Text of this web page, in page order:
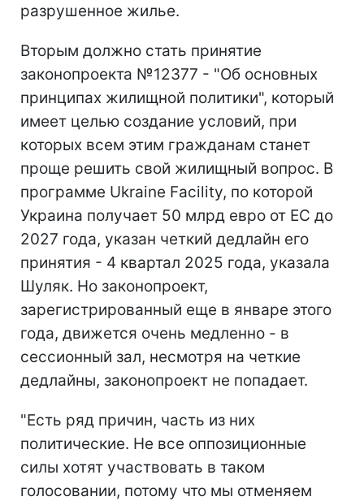
разрушенное жилье.
Вторым должно стать принятие
законопроекта №12377 - "Об основных
принципах жилищной политики", который
имеет целью создание условий, при
которых всем этим гражданам станет
проще решить свой жилищный вопрос. В
программе Ukraine Facility, по которой
Украина получает 50 млрд евро от ЕС до
2027 года, указан четкий дедлайн его
принятия - 4 квартал 2025 года, указала
Шуляк. Но законопроект,
зарегистрированный еще в январе этого
года, движется очень медленно - в
сессионный зал, несмотря на четкие
дедлайны, законопроект не попадает.
"Есть ряд причин, часть из них
политические. Не все оппозиционные
силы хотят участвовать в таком
голосовании, потому что мы отменяем